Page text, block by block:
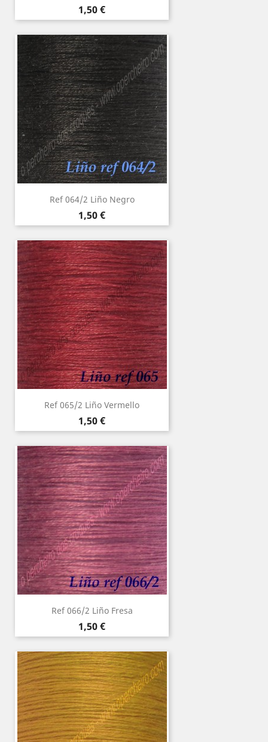
Precio
1,50 €
Ref 064/2 Liño Negro
Precio
1,50 €
Ref 065/2 Liño Vermello
Precio
1,50 €
Ref 066/2 Liño Fresa
Precio
1,50 €